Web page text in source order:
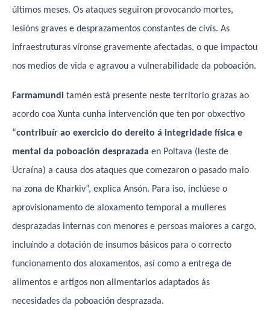
últimos meses. Os ataques seguiron provocando mortes,
lesións graves e desprazamentos constantes de civís. As
infraestruturas víronse gravemente afectadas, o que impactou
nos medios de vida e agravou a vulnerabilidade da poboación.
Farmamundi tamén está presente neste territorio grazas ao
acordo coa Xunta cunha intervención que ten por obxectivo
“contribuír ao exercicio do dereito á integridade física e
mental da poboación desprazada en Poltava (leste de
Ucraína) a causa dos ataques que comezaron o pasado maio
na zona de Kharkiv”, explica Ansón. Para iso, inclúese o
aprovisionamento de aloxamento temporal a mulleres
desprazadas internas con menores e persoas maiores a cargo,
incluíndo a dotación de insumos básicos para o correcto
funcionamento dos aloxamentos, así como a entrega de
alimentos e artigos non alimentarios adaptados ás
necesidades da poboación desprazada.